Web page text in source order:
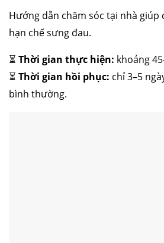
Hướng dẫn chăm sóc tại nhà giúp
hạn chế sưng đau.
⏳ Thời gian thực hiện: khoảng
⏳ Thời gian hồi phục: chỉ 3–5
bình thường.